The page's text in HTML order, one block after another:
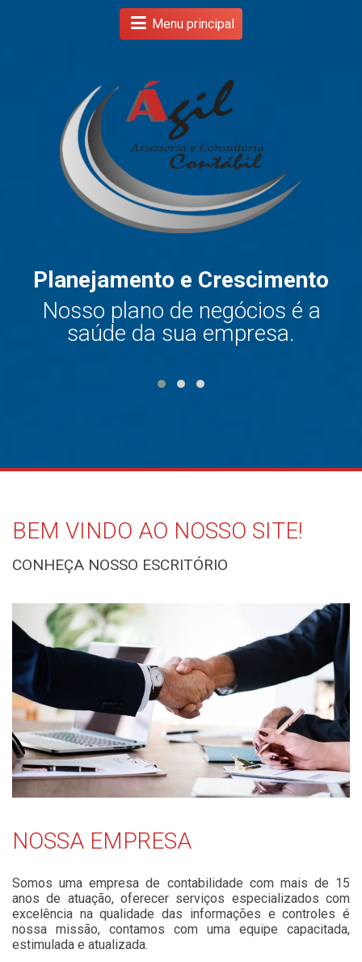
Menu principal
Planejamento e Crescimento
Nosso plano de negócios é a
saúde da sua empresa.
BEM VINDO AO NOSSO SITE!
CONHEÇA NOSSO ESCRITÓRIO
NOSSA EMPRESA
Somos uma empresa de contabilidade com mais de 15
anos de atuação, oferecer serviços especializados com
excelência na qualidade das informações e controles é
nossa missão, contamos com uma equipe capacitada,
estimulada e atualizada.